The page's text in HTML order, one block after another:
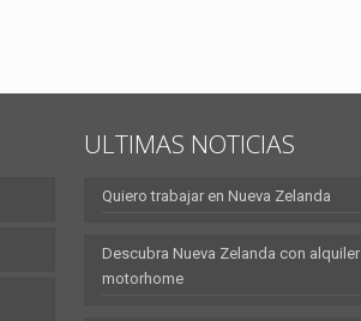
ULTIMAS NOTICIAS
Quiero trabajar en Nueva Zelanda
Descubra Nueva Zelanda con alquiler
motorhome